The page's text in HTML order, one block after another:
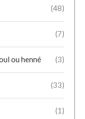
(48)
(7)
ou henné (3)
(33)
(1)